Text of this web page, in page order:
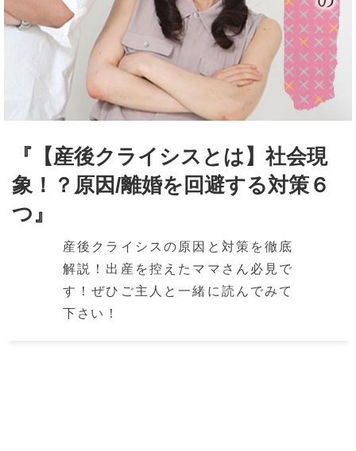
『【産後クライシスとは】社会現
象！？原因/離婚を回避する対策６
つ』
産後クライシスの原因と対策を徹底
解説！出産を控えたママさん必見で
す！ぜひご主人と一緒に読んでみて
下さい！